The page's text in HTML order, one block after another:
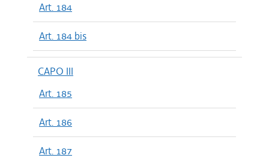
Art. 184
Art. 184 bis
CAPO III
Art. 185
Art. 186
Art. 187